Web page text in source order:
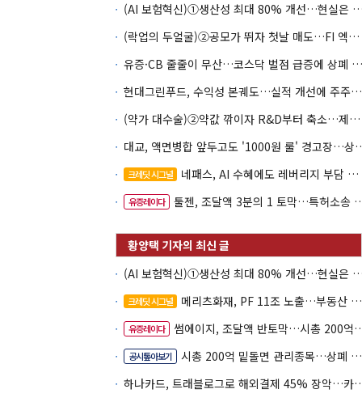
(AI 보험혁신)①생산성 최대 80%
(락업의 두얼굴)②공모가 뛰자 첫날 매도…FI 엑시트 전략 갈렸다
유증·CB 줄줄이 무산…코스닥 벌점 급증에 상폐 압박
현대그린푸드, 수익성 본궤도…실적 개선에 주주환원까지
(약가 대수술)②약값 깎이자 R&D부터 축소…제약업계 비상경영 돌입
대교, 액면병합 앞두고
크레딧 시그널 네패스, AI 수혜에도 레버리지 부담 여전
유증레이다 툴젠, 조달액 3분의 1 토막…특허소송 비용부터 챙긴다
(AI 보험혁신)①생산성 최대 80%
크레딧 시그널 메리츠화재, PF 11조 노출…부동산 사업성 저하 우려
유증레이다 썸에이지, 조달액 반토막…시총 200억 못 넘으면 철회
공시톺아보기
시총 200억 밑돌면 관리종목…상폐 피하려면
하나카드, 트래블로그로 해